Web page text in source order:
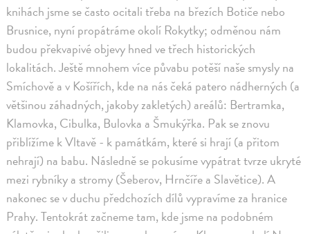
knihách jsme se často ocitali třeba na březích Botiče nebo
Brusnice, nyní propátráme okolí Rokytky; odměnou nám
budou překvapivé objevy hned ve třech historických
lokalitách. Ještě mnohem více půvabu potěší naše smysly na
Smíchově a v Košířích, kde na nás čeká patero nádherných (a
většinou záhadných, jakoby zakletých) areálů: Bertramka,
Klamovka, Cibulka, Bulovka a Šmukýřka. Pak se znovu
přiblížíme k Vltavě - k památkám, které si hrají (a přitom
nehrají) na babu. Následně se pokusíme vypátrat tvrze ukryté
mezi rybníky a stromy (Šeberov, Hrnčíře a Slavětice). A
nakonec se v duchu předchozích dílů vypravíme za hranice
Prahy. Tentokrát začneme tam, kde jsme na podobném